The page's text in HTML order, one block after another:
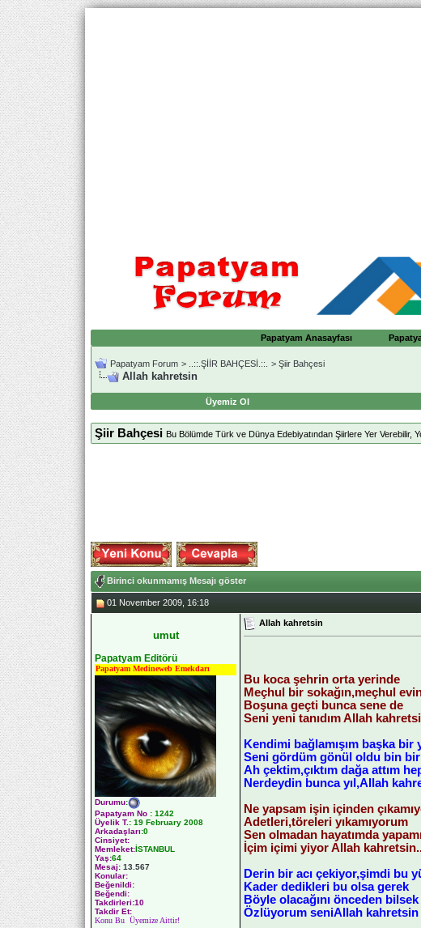
Papatyam Anasayfası
Papatyam Forum > ..::.ŞİİR BAHÇESİ.::. > Şiir Bahçesi
Allah kahretsin
Üyemiz Ol
Şiir Bahçesi Bu Bölümde Türk ve Dünya Edebiyatından Şiirlere Yer Verebilir,
Birinci okunmamış Mesajı göster
01 November 2009, 16:18
umut
Papatyam Editörü
Papatyam Medineweb Emekdarı
Durumu:
Papatyam No : 1242
Üyelik T.: 19 February 2008
Arkadaşları:0
Cinsiyet:
Memleket:İSTANBUL
Yaş:64
Mesaj: 13.567
Konular:
Beğenildi:
Beğendi:
Takdirleri:10
Takdir Et:
Konu Bu Üyemize Aittir!
Allah kahretsin
Bu koca şehrin orta yerinde
Meçhul bir sokağın,meçhul
Boşuna geçti bunca sene de
Seni yeni tanıdım Allah
Kendimi bağlamışım başka bir
Seni gördüm gönül oldu bin
Ah çektim,çıktım dağa attım
Nerdeydin bunca yıl,Allah
Ne yapsam işin içinden
Adetleri,töreleri yıkamıyorum
Sen olmadan hayatımda
İçim içimi yiyor Allah
Derin bir acı çekiyor,şimdi bu
Kader dedikleri bu olsa gerek
Böyle olacağını önceden bilsek
Özlüyorum seniAllah kahretsin